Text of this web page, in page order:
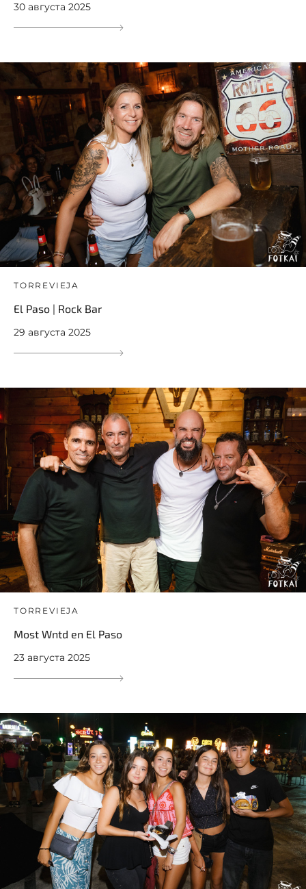
30 августа 2025
TORREVIEJA
El Paso | Rock Bar
29 августа 2025
TORREVIEJA
Most Wntd en El Paso
23 августа 2025